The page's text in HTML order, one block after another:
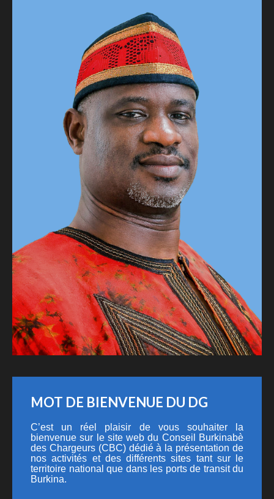
MOT DE BIENVENUE DU DG
C’est un réel plaisir de vous souhaiter la
bienvenue sur le site web du Conseil Burkinabè
des Chargeurs (CBC) dédié à la présentation de
nos activités et des différents sites tant sur le
territoire national que dans les ports de transit du
Burkina.